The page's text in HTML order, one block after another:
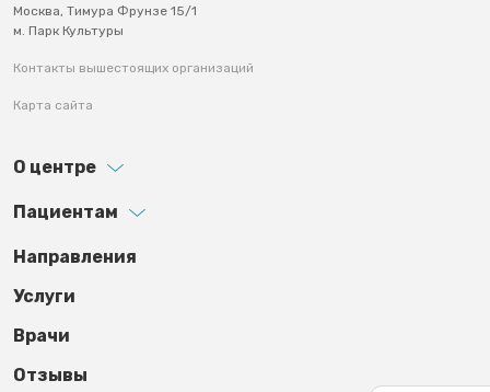
Москва, Тимура Фрунзе 15/1
м. Парк Культуры
Контакты вышестоящих организаций
Карта сайта
О центре
Пациентам
Footer third
Направления
Услуги
Врачи
Отзывы